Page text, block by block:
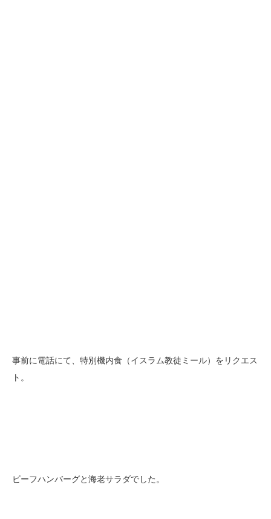
事前に電話にて、特別機内食（イスラム教徒ミール）をリクエス
ト。
ビーフハンバーグと海老サラダでした。